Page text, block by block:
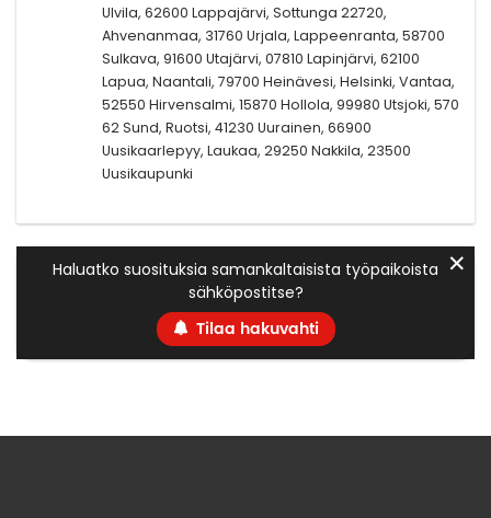
Ulvila, 62600 Lappajärvi, Sottunga 22720,
Ahvenanmaa, 31760 Urjala, Lappeenranta, 58700
Sulkava, 91600 Utajärvi, 07810 Lapinjärvi, 62100
Lapua, Naantali, 79700 Heinävesi, Helsinki, Vantaa,
52550 Hirvensalmi, 15870 Hollola, 99980 Utsjoki, 570
62 Sund, Ruotsi, 41230 Uurainen, 66900
Uusikaarlepyy, Laukaa, 29250 Nakkila, 23500
Uusikaupunki
Haluatko suosituksia samankaltaisista työpaikoista
sähköpostitse?
Tilaa hakuvahti
✕